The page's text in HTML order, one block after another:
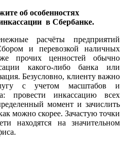
об особенностях
в Сбербанке.
расчёты предприятий
и перевозкой наличных
прочих ценностей обычно
какого-либо банка или
Безусловно, клиенту важно
с учетом масштабов и
провести инкассацию всех
момент и зачислить
можно скорее. Зачастую точки
находятся на значительном